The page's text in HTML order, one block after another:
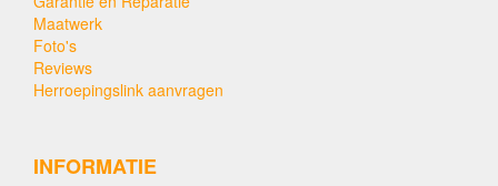
Maatwerk
Foto's
Reviews
Herroepingslink aanvragen
INFORMATIE